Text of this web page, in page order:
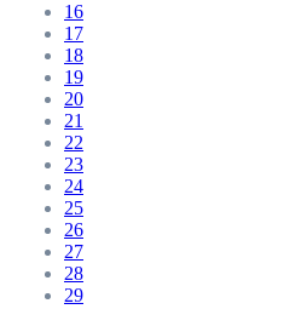
16
17
18
19
20
21
22
23
24
25
26
27
28
29